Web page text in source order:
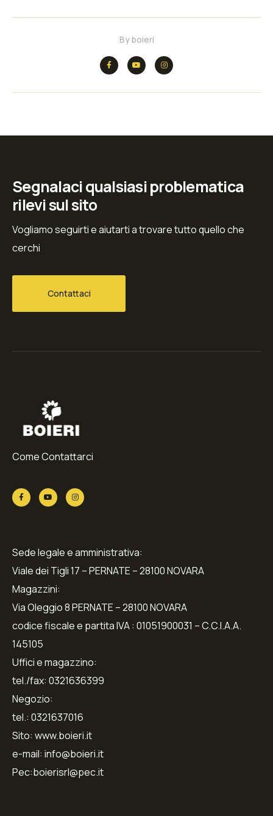
Byboieri
Segnalaci qualsiasi problematica
rilevi sul sito
Vogliamo seguirti e aiutarti a trovare tutto quello che
cerchi
Contattaci
Come Contattarci
Sede legale e amministrativa:
Viale dei Tigli 17 – PERNATE – 28100 NOVARA
Magazzini:
Via Oleggio 8 PERNATE – 28100 NOVARA
codice fiscale e partita IVA : 01051900031 – C.C.I.A.A.
145105
Uffici e magazzino:
tel./fax: 0321636399
Negozio:
tel.: 0321637016
Sito: www.boieri.it
e-mail: info@boieri.it
Pec:boierisrl@pec.it